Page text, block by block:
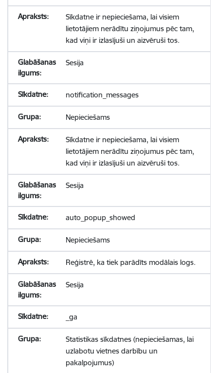
Sīkdatne ir nepieciešama, lai visiem
lietotājiem nerādītu ziņojumus pēc tam,
kad viņi ir izlasījuši un aizvēruši tos.
Sesija
notification_messages
Nepieciešams
Sīkdatne ir nepieciešama, lai visiem
lietotājiem nerādītu ziņojumus pēc tam,
kad viņi ir izlasījuši un aizvēruši tos.
Sesija
auto_popup_showed
Nepieciešams
Reģistrē, ka tiek parādīts modālais logs.
Sesija
_ga
Statistikas sīkdatnes (nepieciešamas, lai
uzlabotu vietnes darbību un
pakalpojumus)